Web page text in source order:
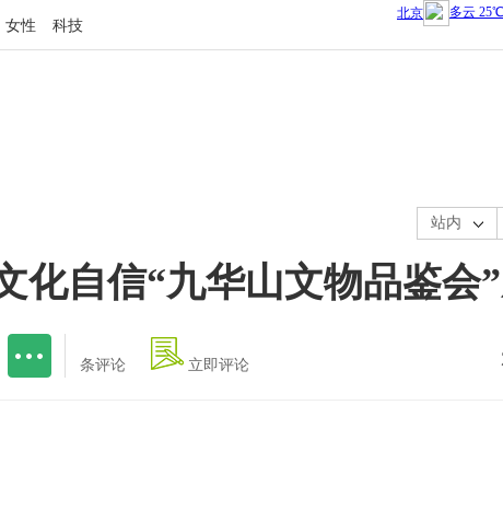
女性 科技
站内
化自信“九华山文物品鉴会
条评论 立即评论